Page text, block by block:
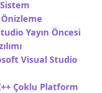
Yayın Öncesi
Visual Studio
Çoklu Platform